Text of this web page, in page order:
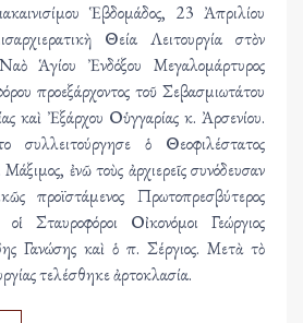
Ἑβδομάδος, 23 Ἀπριλίου
Θεία Λειτουργία στὸν
Ἁγίου Ἐνδόξου Μεγαλομάρτυρος
προεξάρχοντος τοῦ Σεβασμιωτάτου
καὶ Ἐξάρχου Οὑγγαρίας κ. Ἀρσενίου.
συλλειτούργησε ὁ Θεοφιλέστατος
ἐνῶ τοὺς ἀρχιερεῖς συνόδευσαν
προϊστάμενος Πρωτοπρεσβύτερος
Σταυροφόροι Οἰκονόμοι Γεώργιος
Γανώσης καὶ ὁ π. Σέργιος. Μετὰ τὸ
τελέσθηκε ἀρτοκλασία.